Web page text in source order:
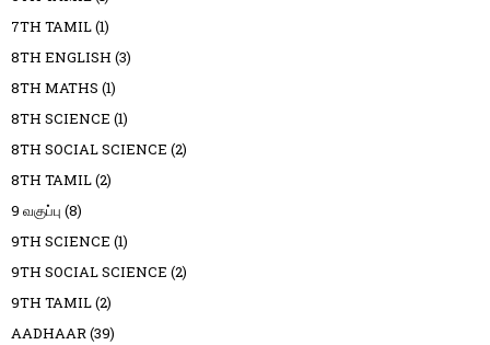
7TH TAMIL(1)
8TH ENGLISH (3)
8TH MATHS (1)
8TH SCIENCE (1)
8TH SOCIAL SCIENCE (2)
8TH TAMIL(2)
9 வகுப்பு (8)
9TH SCIENCE (1)
9TH SOCIAL SCIENCE (2)
9TH TAMIL(2)
AADHAAR(39)